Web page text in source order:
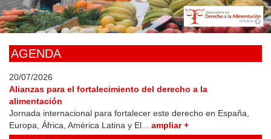
Skip
to
main
AGENDA
20/07/2026
Alianzas para el fortalecimiento del derecho a la
alimentación
Jornada internacional para fortalecer este derecho en España,
Europa, África, América Latina y El... ampliar +